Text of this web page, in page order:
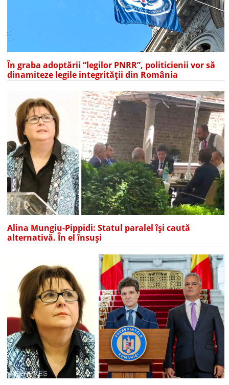
În graba adoptării “legilor PNRR”, politicienii vor să
dinamiteze legile integrității din România
Alina Mungiu-Pippidi: Statul paralel își caută
alternativă. În el însuși